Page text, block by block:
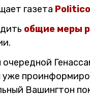
газета
общие меры
уже
Вашингтон